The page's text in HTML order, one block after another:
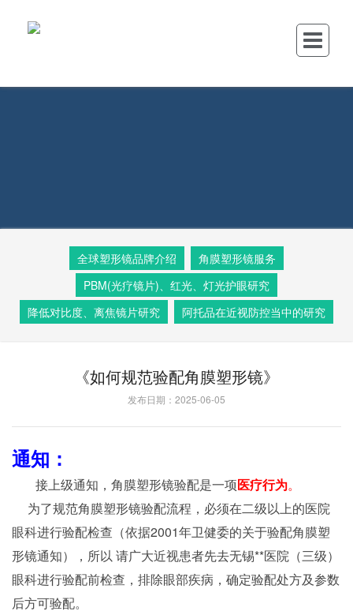
全球塑形镜品牌介绍
角膜塑形镜服务
PBM(光疗镜片)、红光、灯光护眼研究
降低对比度、离焦镜片研究
阿托品在近视防控当中的研究
《如何规范验配角膜塑形镜》
发布日期：2025-06-05
通知：
接上级通知，角膜塑形镜验配是一项医疗行为。
为了规范角膜塑形镜验配流程，必须在二级以上的医院
眼科进行验配检查（依据2001年卫健委的关于验配角膜塑
形镜通知），所以 请广大近视患者先去无锡**医院（三级）
眼科进行验配前检查，排除眼部疾病，确定验配处方及参数
后方可验配。